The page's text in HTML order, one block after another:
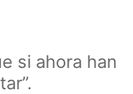
si ahora han